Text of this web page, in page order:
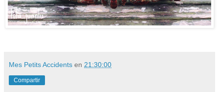
Mes Petits Accidents en 21:30:00
Compartir